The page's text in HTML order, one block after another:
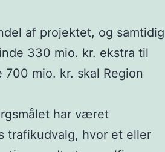
af projektet, og samtidig
330 mio. kr. ekstra til
mio. kr. skal Region
har været
trafikudvalg, hvor et eller